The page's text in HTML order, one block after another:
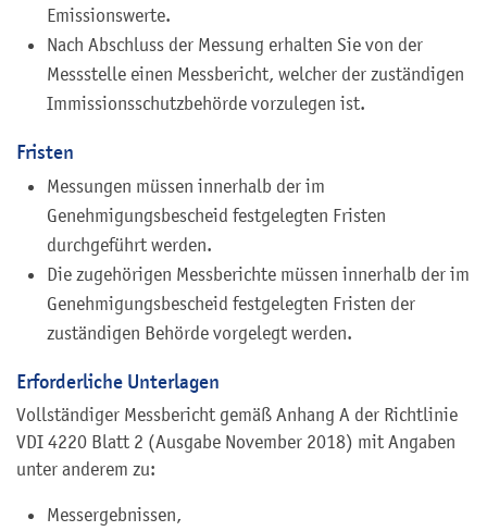
Emissionswerte.
Nach Abschluss der Messung erhalten Sie von der
Messstelle einen Messbericht, welcher der zuständigen
Immissionsschutzbehörde vorzulegen ist.
Fristen
Messungen müssen innerhalb der im
Genehmigungsbescheid festgelegten Fristen
durchgeführt werden.
Die zugehörigen Messberichte müssen innerhalb der im
Genehmigungsbescheid festgelegten Fristen der
zuständigen Behörde vorgelegt werden.
Erforderliche Unterlagen
Vollständiger Messbericht gemäß Anhang A der Richtlinie
VDI 4220 Blatt 2 (Ausgabe November 2018) mit Angaben
unter anderem zu:
Messergebnissen,